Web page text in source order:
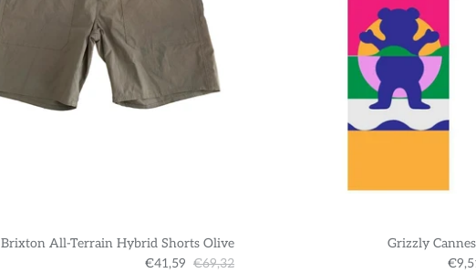
Brixton All-Terrain Hybrid Shorts Olive
€41,59 €69,32
Grizzly